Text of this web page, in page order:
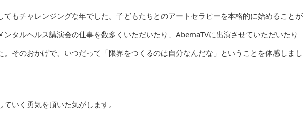
てもチャレンジングな年でした。子どもたちとのアートセラピーを本格的に始めることが
ンタルヘルス講演会の仕事を数多くいただいたり、AbemaTVに出演させていただいたり
。そのおかげで、いつだって「限界をつくるのは自分なんだな」ということを体感しまし
いく勇気を頂いた気がします。